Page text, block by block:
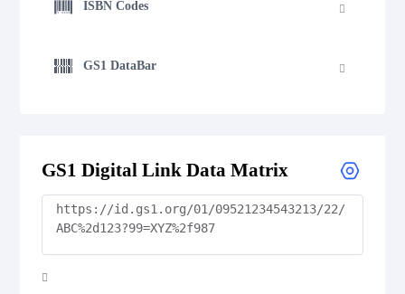
ISBN Codes
GS1 DataBar
GS1 Digital Link Data Matrix